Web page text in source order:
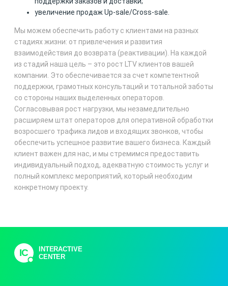
увеличение продаж Up-sale/Cross-sale.
Мы можем обеспечить работу с клиентами на разных
стадиях жизни: от привлечения и развития
взаимодействия до возврата (реактивации). На каждой
из стадий наша цель – это рост LTV клиентов вашей
компании. Это обеспечивается за счет компетентной
поддержки, грамотных консультаций и тотальной заботы
со стороны наших выделенных операторов.
Согласовывая рост нагрузки, мы незамедлительно
расширяем штат операторов для оперативной обработки
возросшего трафика лидов и входящих звонков, чтобы
обеспечить успешное развитие вашего бизнеса. Каждый
клиент важен для нас, и мы стремимся предоставить
индивидуальный подход, адекватную стоимость услуг и
полный комплекс мероприятий, который необходим
конкретному проекту.
IC
INTERACTIVE
CENTER